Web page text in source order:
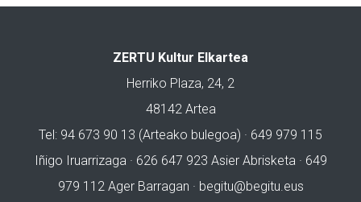
ZERTU Kultur Elkartea
Herriko Plaza, 24, 2
48142 Artea
Tel: 94 673 90 13 (Arteako bulegoa) · 649 979 115
Iñigo Iruarrizaga · 626 647 923 Asier Abrisketa · 649
979 112 Ager Barragan · begitu@begitu.eus